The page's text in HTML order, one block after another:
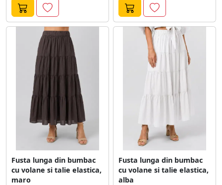
Fusta lunga din bumbac
cu volane si talie elastica,
maro
Fusta lunga din bumbac
cu volane si talie elastica,
alba